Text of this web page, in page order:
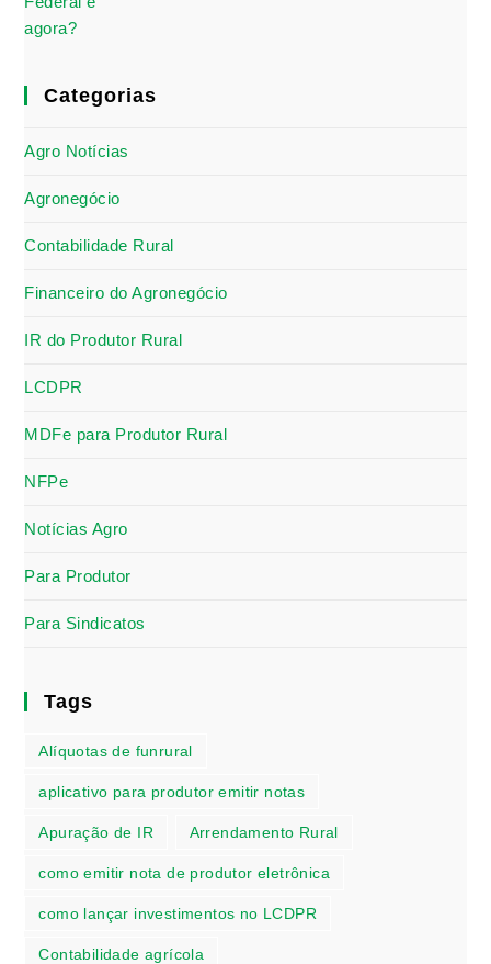
Categorias
Agro Notícias
Agronegócio
Contabilidade Rural
Financeiro do Agronegócio
IR do Produtor Rural
LCDPR
MDFe para Produtor Rural
NFPe
Notícias Agro
Para Produtor
Para Sindicatos
Tags
Alíquotas de funrural
aplicativo para produtor emitir notas
Apuração de IR Arrendamento Rural
como emitir nota de produtor eletrônica
como lançar investimentos no LCDPR
Contabilidade agrícola